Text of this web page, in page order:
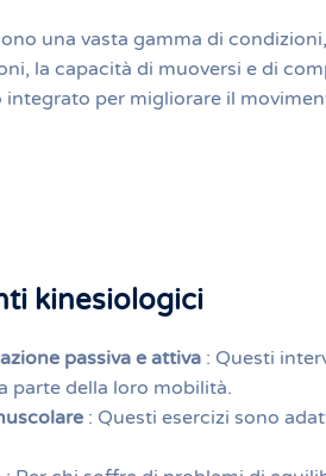
una vasta gamma di
la capacità di muoversi e di
per migliorare il
kinesiologici
passiva e attiva : Questi
parte della loro mobilità.
: Questi esercizi sono